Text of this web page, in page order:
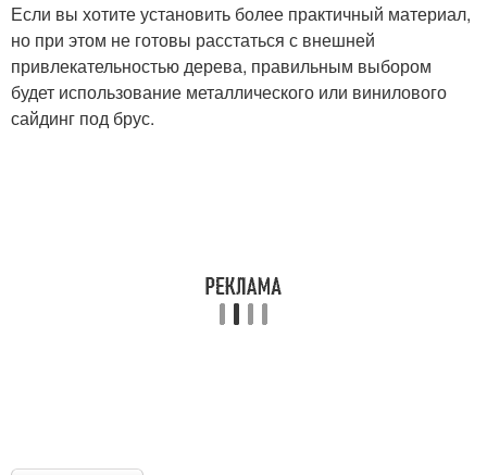
Если вы хотите установить более практичный материал,
но при этом не готовы расстаться с внешней
привлекательностью дерева, правильным выбором
будет использование металлического или винилового
сайдинг под брус.